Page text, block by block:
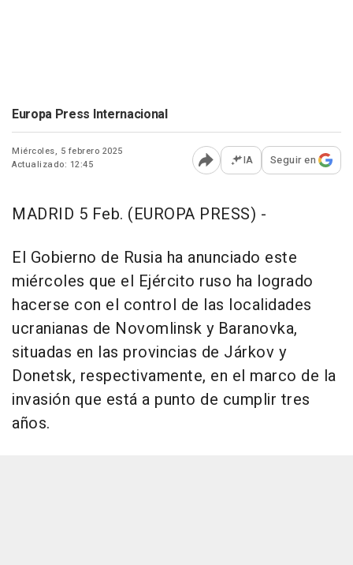
Europa Press Internacional
Miércoles, 5 febrero 2025
Actualizado: 12:45
Abrir opciones para
IA Seguir en
MADRID 5 Feb. (EUROPA PRESS) -
El Gobierno de Rusia ha anunciado este
miércoles que el Ejército ruso ha logrado
hacerse con el control de las localidades
ucranianas de Novomlinsk y Baranovka,
situadas en las provincias de Járkov y
Donetsk, respectivamente, en el marco de la
invasión que está a punto de cumplir tres
años.